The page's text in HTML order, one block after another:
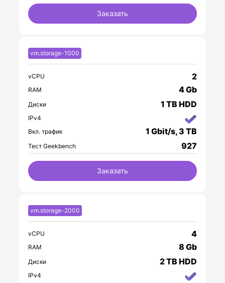
Заказать
vm.storage-1000
vCPU 2
RAM 4 Gb
Диски 1 TB HDD
IPv4
Вкл. трафик
1 Gbit/s, 3 TB
Тест Geekbench 927
Заказать
vm.storage-2000
vCPU 4
RAM 8 Gb
Диски 2 TB HDD
IPv4